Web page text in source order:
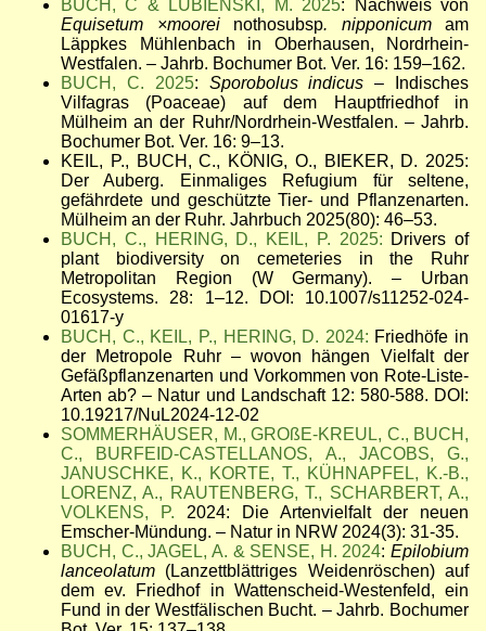
BUCH, C & LUBIENSKI, M. 2025: Nachweis von
Equisetum ×moorei nothosubsp. nipponicum am
Läppkes Mühlenbach in Oberhausen, Nordrhein-
Westfalen. – Jahrb. Bochumer Bot. Ver. 16: 159–162.
BUCH, C. 2025: Sporobolus indicus– Indisches
Vilfagras (Poaceae) auf dem Hauptfriedhof in
Mülheim an der Ruhr/Nordrhein-Westfalen. – Jahrb.
Bochumer Bot. Ver. 16: 9–13.
KEIL, P., BUCH, C., KÖNIG, O., BIEKER, D. 2025:
Der Auberg. Einmaliges Refugium für seltene,
gefährdete und geschützte Tier- und Pflanzenarten.
Mülheim an der Ruhr. Jahrbuch 2025(80): 46–53.
BUCH, C., HERING, D., KEIL, P. 2025: Drivers of
plant biodiversity on cemeteries in the Ruhr
Metropolitan Region (W Germany). – Urban
Ecosystems. 28: 1–12. DOI: 10.1007/s11252-024-
01617-y
BUCH, C., KEIL, P., HERING, D. 2024: Friedhöfe in
der Metropole Ruhr – wovon hängen Vielfalt der
Gefäßpflanzenarten und Vorkommen von Rote-Liste-
Arten ab? – Natur und Landschaft 12: 580-588. DOI:
10.19217/NuL2024-12-02
SOMMERHÄUSER, M., GROßE-KREUL, C., BUCH,
C., BURFEID-CASTELLANOS, A., JACOBS, G.,
JANUSCHKE, K., KORTE, T., KÜHNAPFEL, K.-B.,
LORENZ, A., RAUTENBERG, T., SCHARBERT, A.,
VOLKENS, P. 2024: Die Artenvielfalt der neuen
Emscher-Mündung. – Natur in NRW 2024(3): 31-35.
BUCH, C., JAGEL, A. & SENSE, H. 2024: Epilobium
lanceolatum (Lanzettblättriges Weidenröschen) auf
dem ev. Friedhof in Wattenscheid-Westenfeld, ein
Fund in der Westfälischen Bucht. – Jahrb. Bochumer